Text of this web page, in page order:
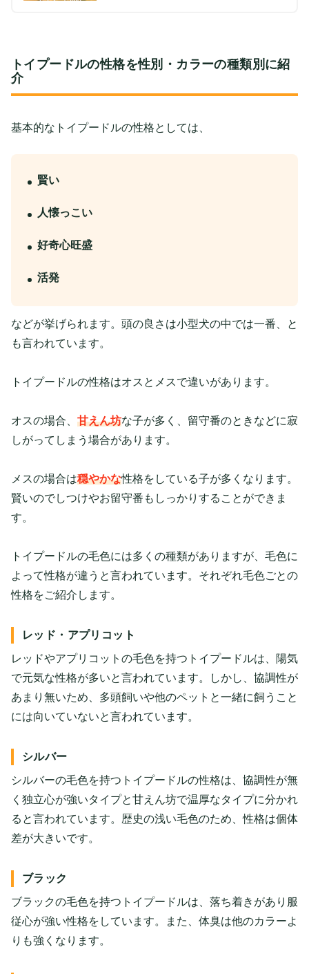
トイプードルの性格を性別・カラーの種類別に紹
介
基本的なトイプードルの性格としては、
賢い
人懐っこい
好奇心旺盛
活発
などが挙げられます。頭の良さは小型犬の中では一番、と
も言われています。
トイプードルの性格はオスとメスで違いがあります。
オスの場合、 甘えん坊な子が多く、留守番のときなどに寂
しがってしまう場合があります。
メスの場合は穏やかな性格をしている子が多くなります。
賢いのでしつけやお留守番もしっかりすることができま
す。
トイプードルの毛色には多くの種類がありますが、毛色に
よって性格が違うと言われています。それぞれ毛色ごとの
性格をご紹介します。
レッド・アプリコット
レッドやアプリコットの毛色を持つトイプードルは、陽気
で元気な性格が多いと言われています。しかし、協調性が
あまり無いため、多頭飼いや他のペットと一緒に飼うこと
には向いていないと言われています。
シルバー
シルバーの毛色を持つトイプードルの性格は、協調性が無
く独立心が強いタイプと甘えん坊で温厚なタイプに分かれ
ると言われています。歴史の浅い毛色のため、性格は個体
差が大きいです。
ブラック
ブラックの毛色を持つトイプードルは、落ち着きがあり服
従心が強い性格をしています。また、体臭は他のカラーよ
りも強くなります。